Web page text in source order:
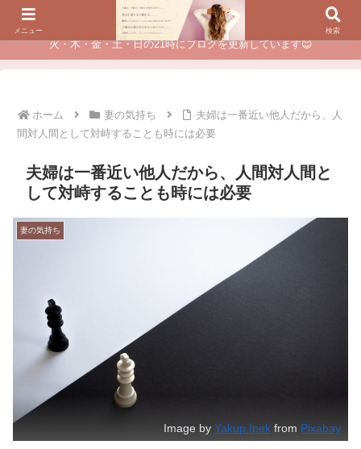
夫に不倫されたつらい経験が、あなたのチャンスに変わるカウンセリング
火・木・金・土・日の21時にブログを更新しています😊
ホーム 妻の気持ち
夫婦は一番近い他人だから、人
間対人間として対峙することも時には必要
夫婦は一番近い他人だから、人間対人間と
して対峙することも時には必要
妻の気持ち
Image byYakup Ipek from Pixabay
メニュー 検索